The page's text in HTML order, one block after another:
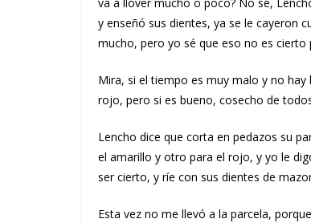
y enseñó sus dientes, ya se le cayeron
mucho, pero yo sé que eso no es
Mira, si el tiempo es muy malo y no
rojo, pero si es bueno, cosecho de
Lencho dice que corta en pedazos su
el amarillo y otro para el rojo, y yo le
ser cierto, y ríe con sus dientes de
Esta vez no me llevó a la parcela,